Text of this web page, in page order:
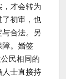
才会转为
了初审，也
合法。另
障。婚签
民相同的
人士直接持